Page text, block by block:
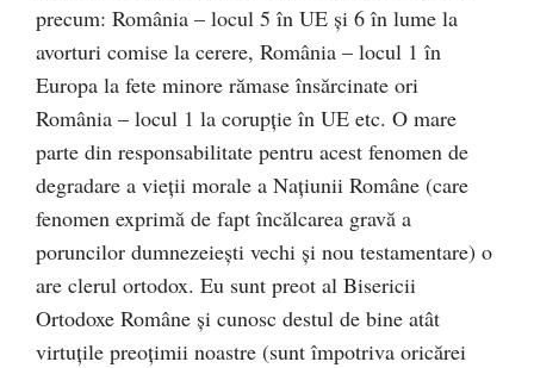
precum: România – locul 5 în UE şi 6 în lume la
avorturi comise la cerere, România – locul 1 în
Europa la fete minore rămase însărcinate ori
România – locul 1 la corupţie în UE etc. O mare
parte din responsabilitate pentru acest fenomen de
degradare a vieţii morale a Naţiunii Române (care
fenomen exprimă de fapt încălcarea gravă a
poruncilor dumnezeieşti vechi şi nou testamentare) o
are clerul ortodox. Eu sunt preot al Bisericii
Ortodoxe Române şi cunosc destul de bine atât
virtuţile preoţimii noastre (sunt împotriva oricărei